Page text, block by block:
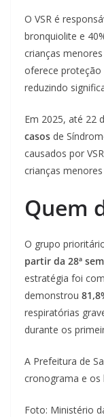
O VSR é
bronquiolite e
crianças
oferece proteção
reduzindo
Em 2025, até 22
casos de
causados por
crianças
Quem
O grupo
partir da 28ª
estratégia foi
demonstrou
respiratórias
durante os
A Prefeitura de
cronograma e os
Foto: Ministério